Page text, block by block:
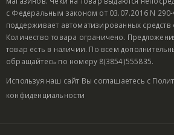
с Федеральным законом от 03.07.2016 N
поддерживает автоматизированных средств
Количество товара ограничено.
товар есть в наличии. По всем
обращайтесь по номеру 8(3854)555835.
Используя наш сайт Вы соглашаетесь с
конфиденциальности